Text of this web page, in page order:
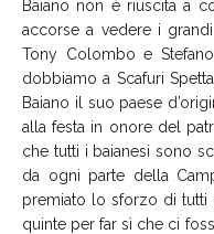
Baiano non è riuscita a
accorse a vedere i
Tony Colombo e
dobbiamo a Scafuri
Baiano il suo paese
alla festa in onore del
che tutti i baianesi sono
da ogni parte della
premiato lo sforzo di
quinte per far sì che ci